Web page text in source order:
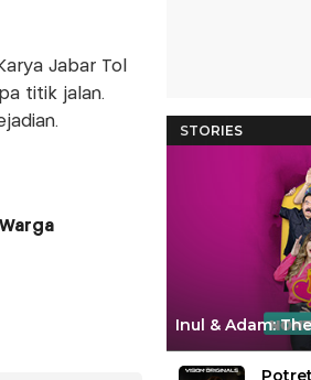
Jabar Tol
titik jalan.